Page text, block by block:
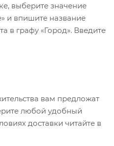
выберите значение
и впишите название
в графу «Город». Введите
вам предложат
любой удобный
доставки читайте в